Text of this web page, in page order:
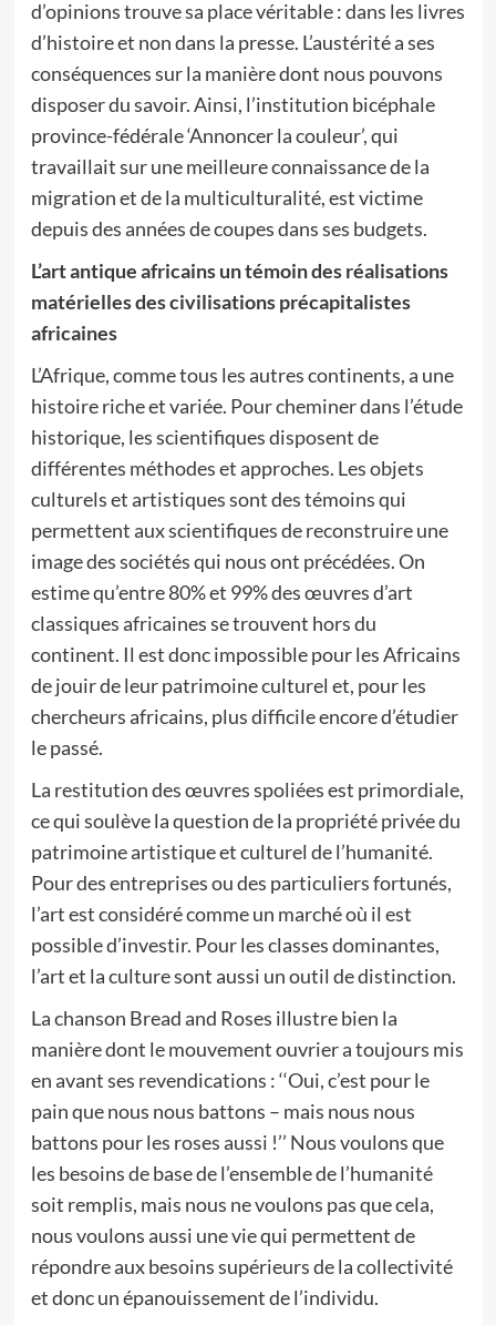
d’opinions trouve sa place véritable : dans les livres
d’histoire et non dans la presse. L’austérité a ses
conséquences sur la manière dont nous pouvons
disposer du savoir. Ainsi, l’institution bicéphale
province-fédérale ‘Annoncer la couleur’, qui
travaillait sur une meilleure connaissance de la
migration et de la multiculturalité, est victime
depuis des années de coupes dans ses budgets.
L’art antique africains un témoin des réalisations
matérielles des civilisations précapitalistes
africaines
L’Afrique, comme tous les autres continents, a une
histoire riche et variée. Pour cheminer dans l’étude
historique, les scientifiques disposent de
différentes méthodes et approches. Les objets
culturels et artistiques sont des témoins qui
permettent aux scientifiques de reconstruire une
image des sociétés qui nous ont précédées. On
estime qu’entre 80% et 99% des œuvres d’art
classiques africaines se trouvent hors du
continent. Il est donc impossible pour les Africains
de jouir de leur patrimoine culturel et, pour les
chercheurs africains, plus difficile encore d’étudier
le passé.
La restitution des œuvres spoliées est primordiale,
ce qui soulève la question de la propriété privée du
patrimoine artistique et culturel de l’humanité.
Pour des entreprises ou des particuliers fortunés,
l’art est considéré comme un marché où il est
possible d’investir. Pour les classes dominantes,
l’art et la culture sont aussi un outil de distinction.
La chanson Bread and Roses illustre bien la
manière dont le mouvement ouvrier a toujours mis
en avant ses revendications : ‘‘Oui, c’est pour le
pain que nous nous battons – mais nous nous
battons pour les roses aussi !’’ Nous voulons que
les besoins de base de l’ensemble de l’humanité
soit remplis, mais nous ne voulons pas que cela,
nous voulons aussi une vie qui permettent de
répondre aux besoins supérieurs de la collectivité
et donc un épanouissement de l’individu.